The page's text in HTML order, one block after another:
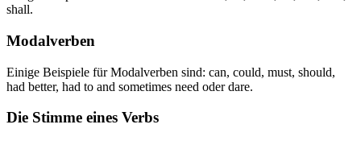
shall.
Modalverben
Einige Beispiele für Modalverben sind: can, could, must, should,
had better, had to and sometimes need oder dare.
Die Stimme eines Verbs